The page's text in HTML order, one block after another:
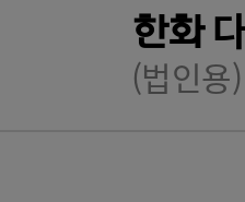
한화
(법인용)